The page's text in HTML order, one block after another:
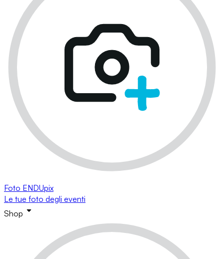
Foto ENDUpix
Le tue foto degli eventi
Shop